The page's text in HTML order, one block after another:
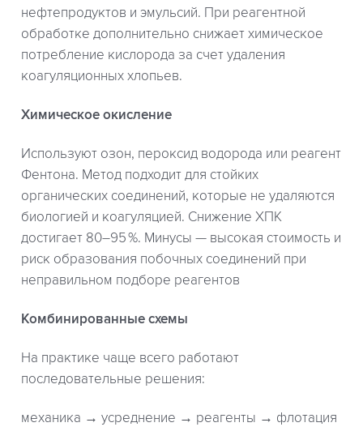
нефтепродуктов и эмульсий. При реагентной
обработке дополнительно снижает химическое
потребление кислорода за счет удаления
коагуляционных хлопьев.
Химическое окисление
Используют озон, пероксид водорода или реагент
Фентона. Метод подходит для стойких
органических соединений, которые не удаляются
биологией и коагуляцией. Снижение ХПК
достигает 80–95 %. Минусы — высокая стоимость и
риск образования побочных соединений при
неправильном подборе реагентов
Комбинированные схемы
На практике чаще всего работают
последовательные решения:
механика → усреднение → реагенты → флотация